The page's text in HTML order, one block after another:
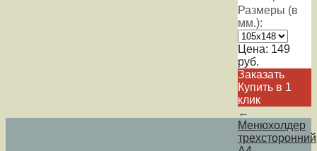
Размеры (в
мм.):
Цена: 149
руб.
Заказать
Купить в 1
клик
←
Менюхолдер
трехсторонний